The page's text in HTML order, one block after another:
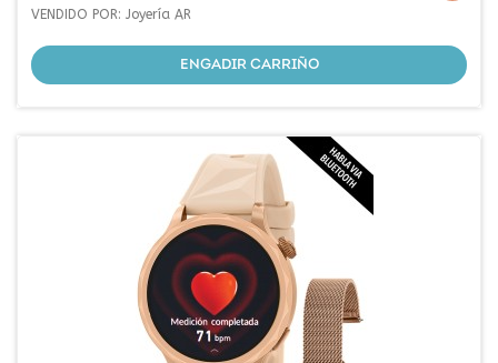
VENDIDO POR: Joyería AR
ENGADIR CARRIÑO